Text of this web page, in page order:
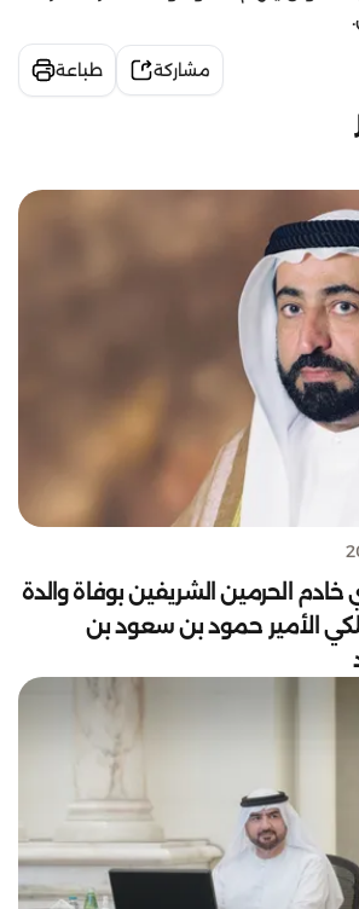
مشاركة طباعة
خادم الحرمين الشريفين بوفاة والدة
الأمير حمود بن سعود بن